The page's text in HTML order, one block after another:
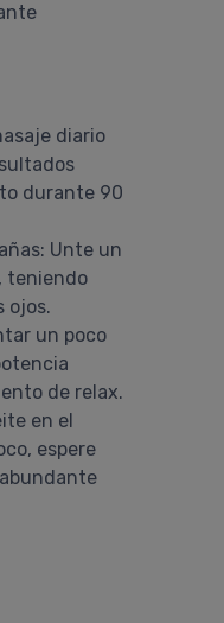
diario
durante 90
Unte un
teniendo
ojos.
un poco
de relax.
en el
espere